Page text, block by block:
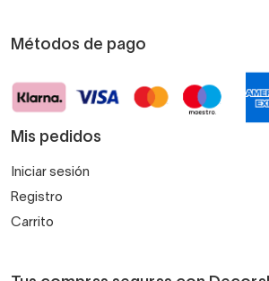
Métodos de pago
Mis pedidos
Iniciar sesión
Registro
Carrito